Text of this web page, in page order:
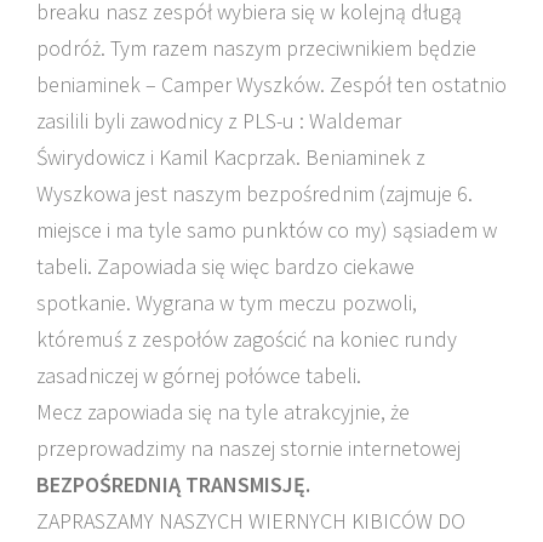
breaku nasz zespół wybiera się w kolejną długą
podróż. Tym razem naszym przeciwnikiem będzie
beniaminek – Camper Wyszków. Zespół ten ostatnio
zasilili byli zawodnicy z PLS-u : Waldemar
Świrydowicz i Kamil Kacprzak. Beniaminek z
Wyszkowa jest naszym bezpośrednim (zajmuje 6.
miejsce i ma tyle samo punktów co my) sąsiadem w
tabeli. Zapowiada się więc bardzo ciekawe
spotkanie. Wygrana w tym meczu pozwoli,
któremuś z zespołów zagościć na koniec rundy
zasadniczej w górnej połówce tabeli.
Mecz zapowiada się na tyle atrakcyjnie, że
przeprowadzimy na naszej stornie internetowej
BEZPOŚREDNIĄ TRANSMISJĘ.
ZAPRASZAMY NASZYCH WIERNYCH KIBICÓW DO